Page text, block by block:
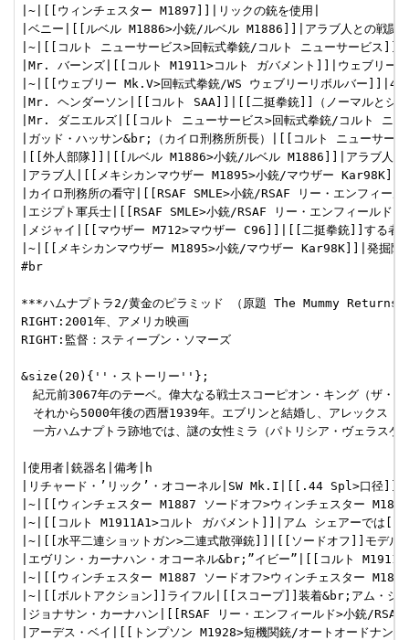
|~|[[ウィンチェスター M1897]]|リックの銃を使用|
|ベニー|[[ルベル M1886>小銃/ルベル M1886]]|アラブ人との戦闘
|~|[[コルト ニューサービス>回転式拳銃/コルト ニューサービス]]|
|Mr. バーンズ|[[コルト M1911>コルト ガバメント]]|ウェブリー
|~|[[ウェブリー Mk.V>回転式拳銃/WS ウェブリーリボルバー]]|4
|Mr. ヘンダーソン|[[コルト SAA]]|[[二挺拳銃]]（ノーマルとシ
|Mr. ダニエルズ|[[コルト ニューサービス>回転式拳銃/コルト
|ガッド・ハッサン&br;（カイロ刑務所所長）|[[コルト ニューサー
|[[外人部隊]]|[[ルベル M1886>小銃/ルベル M1886]]|アラブ人と
|アラブ人|[[メキシカンマウザー M1895>小銃/マウザー Kar98K]]|
|カイロ刑務所の看守|[[RSAF SMLE>小銃/RSAF リー・エンフィー
|エジプト軍兵士|[[RSAF SMLE>小銃/RSAF リー・エンフィールド
|メジャイ|[[マウザー M712>マウザー C96]]|[[二挺拳銃]]する者
|~|[[メキシカンマウザー M1895>小銃/マウザー Kar98K]]|発掘隊
#br
***ハムナプトラ2/黄金のピラミッド （原題 The Mummy
RIGHT:2001年、アメリカ映画
RIGHT:監督：スティーブン・ソマーズ
&size(20){''・ストーリー''};
紀元前3067年のテーベ。偉大なる戦士スコーピオン・キング（ザ・
それから5000年後の西暦1939年。エブリンと結婚し、アレックス（
一方ハムナプトラ跡地では、謎の女性ミラ（パトリシア・ヴェラス
|使用者|銃器名|備考|h
|リチャード・’リック’・オコーネル|SW Mk.I|[[.44 Spl>口径
|~|[[ウィンチェスター M1887 ソードオフ>ウィンチェスター
|~|[[コルト M1911A1>コルト ガバメント]]|アム シェアーでは[[
|~|[[水平二連ショットガン>二連式散弾銃]]|[[ソードオフ]]モデル
|エヴリン・カーナハン・オコーネル&br;”イビー”|[[コルト
|~|[[ウィンチェスター M1887 ソードオフ>ウィンチェスター
|~|[[ボルトアクション]]ライフル|[[スコープ]]装着&br;アム・シ
|ジョナサン・カーナハン|[[RSAF リー・エンフィールド>小銃/
|アーデス・ベイ|[[トンプソン M1928>短機関銃/オートオードナ